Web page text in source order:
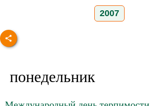
2007
понедельник